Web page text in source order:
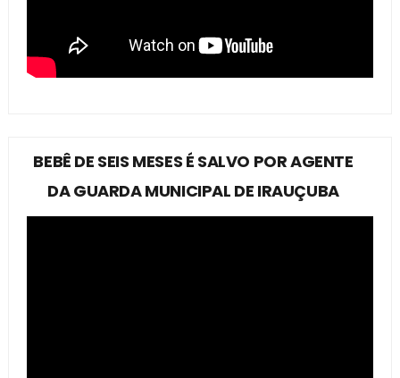
BEBÊ DE SEIS MESES É SALVO POR AGENTE
DA GUARDA MUNICIPAL DE IRAUÇUBA